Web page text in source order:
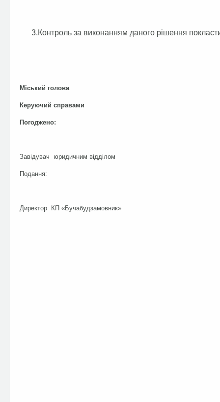
3.Контроль за виконанням даного рішення
Міський
Керуючий
Погоджено:
Завідувач юридичним
Подання:
Директор КП